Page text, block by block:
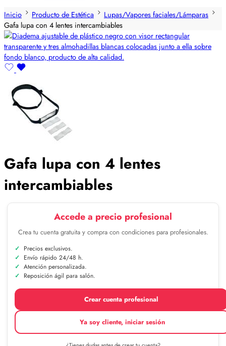
Inicio
Producto de Estética
Lupas/Vapores faciales/Lámparas
Gafa lupa con 4 lentes intercambiables
Gafa lupa con 4 lentes
intercambiables
Accede a precio profesional
Crea tu cuenta gratuita y compra con condiciones para profesionales.
Precios exclusivos.
Envío rápido 24/48 h.
Atención personalizada.
Reposición ágil para salón.
Crear cuenta profesional
Ya soy cliente, iniciar sesión